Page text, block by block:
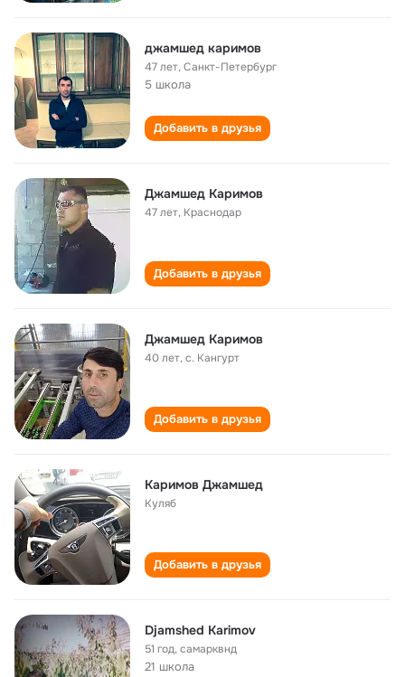
джамшед каримов
47 лет,Санкт-Петербург
5 школа
Добавить в друзья
Джамшед Каримов
47 лет, Краснодар
Добавить в друзья
Джамшед Каримов
40 лет,с. Кангурт
Добавить в друзья
Каримов Джамшед
Куляб
Добавить в друзья
Djamshed Karimov
51 год,самарквнд
21 школа